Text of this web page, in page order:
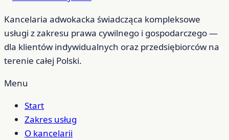
Kancelaria adwokacka świadcząca kompleksowe
usługi z zakresu prawa cywilnego i gospodarczego —
dla klientów indywidualnych oraz przedsiębiorców na
terenie całej Polski.
Menu
Start
Zakres usług
O kancelarii